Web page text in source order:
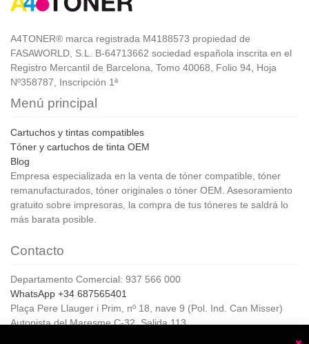
A4TONER® marca registrada M4188573 propiedad de
FASAWORLD, S.L. B-64713662 sociedad española inscrita en el
Registro Mercantil de Barcelona, Tomo 40068, Folio 94, Hoja
Nº358787, Inscripción 1ª
Menú principal
Cartuchos y tintas compatibles
Tóner y cartuchos de tinta OEM
Blog
Empresa especializada en la venta de tóner compatible, tóner
remanufacturados, tóner originales o tóner OEM. Asesoramiento
gratuito sobre impresoras, la compra de tus tóneres te saldrá lo
más barata posible.
Contacto
Departamento Comercial: 937 566 000
WhatsApp +34 687565401
Plaça Pere Llauger i Prim, nº 18, nave 9 (Pol. Ind. Can Misser)
Autopista del Maresme C-32, Salida 113